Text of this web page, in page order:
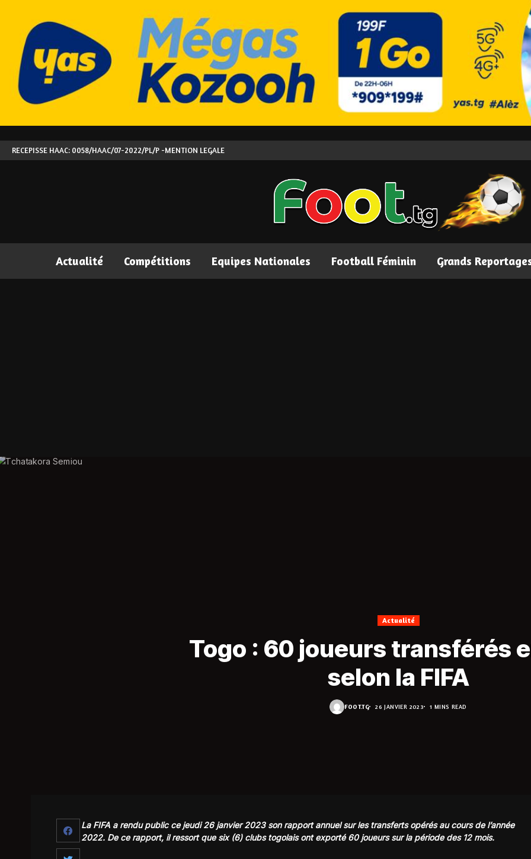
RECEPISSE HAAC: 0058/HAAC/07-2022/PL/P -MENTION LEGALE
Actualité Compétitions Equipes Nationales Football Féminin Grands
Actualité
Togo : 60 joueurs transférés
selon la FIFA
FOOT.TG 26 JANVIER 2023 1 MINS READ
La FIFA a rendu public ce jeudi 26 janvier 2023 son rapport annuel sur les transferts opérés au cours de l’année
2022. De ce rapport, il ressort que six (6) clubs togolais ont exporté 60 joueurs sur la période des 12 mois.